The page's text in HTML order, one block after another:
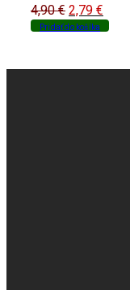
4,90€ Original
price
2,79 €
price
Pridať do košíka